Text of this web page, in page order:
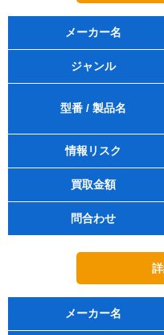
メーカー名
ジャンル
型番 / 製品名
情報リスク
買取金額
問合わせ
メーカー名